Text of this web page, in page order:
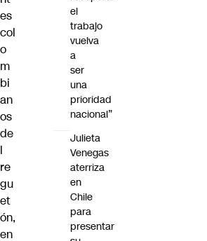
es
col
o
m
bi
an
os
de
l
re
gu
et
ón,
en
el
trabajo
vuelva
a
ser
una
prioridad
nacional”
Julieta
Venegas
aterriza
en
Chile
para
presentar